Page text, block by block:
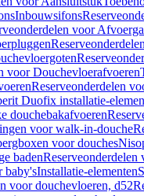
Inbouwsifons
voor
voor Douchevloerafvoeren
Reserveonderdelen
Duofix installatie-
douchebakafvoeren
voor walk-in-douche
voor douches
badenReserveonderdelen
baby'sInstallatie-elementen
voor douchevloeren, d52